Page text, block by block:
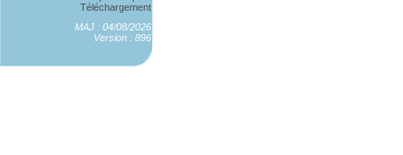
Téléchargement
MAJ : 04/08/2026
Version : 896